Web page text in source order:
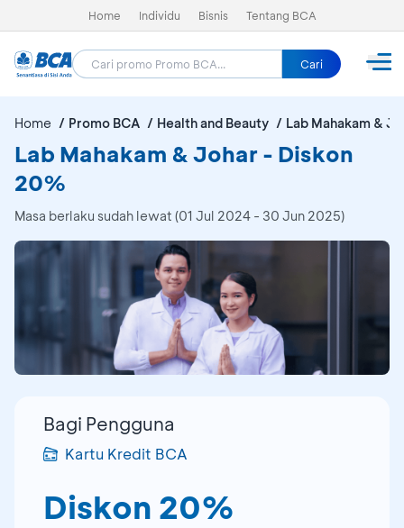
Home Individu Bisnis Tentang BCA
Cari
Home Promo BCA Health and Beauty Lab Mahakam &
Lab Mahakam & Johar - Diskon
20%
Masa berlaku sudah lewat (01 Jul 2024 - 30 Jun 2025)
Bagi Pengguna
Kartu Kredit BCA
Diskon 20%